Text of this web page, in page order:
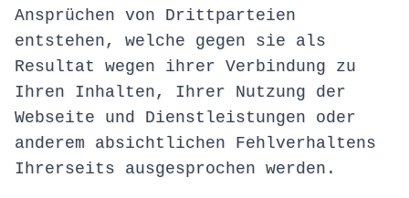
Ansprüchen von Drittparteien
entstehen, welche gegen sie als
Resultat wegen ihrer Verbindung zu
Ihren Inhalten, Ihrer Nutzung der
Webseite und Dienstleistungen oder
anderem absichtlichen Fehlverhaltens
Ihrerseits ausgesprochen werden.